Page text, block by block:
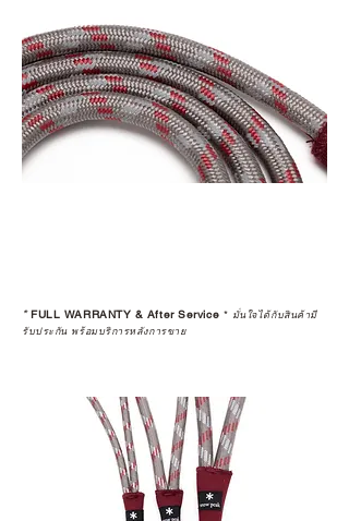
*FULL WARRANTY & After Service * มั่นใจได้กับสินค้ามี
รับประกัน พร้อมบริการหลังการขาย